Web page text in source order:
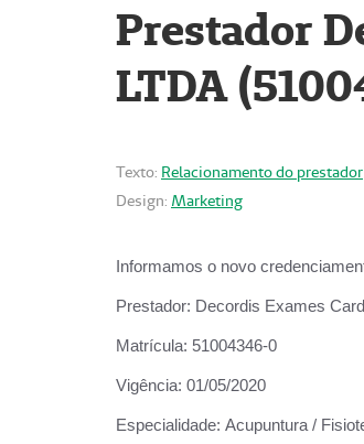
Prestador
LTDA
Texto: Relacionamento do prestador
Design: Marketing
Informamos o novo
Prestador: Decordis Exames
Matrícula: 51004346-0
Vigência: 01/05/2020
Especialidade: Acupuntura /